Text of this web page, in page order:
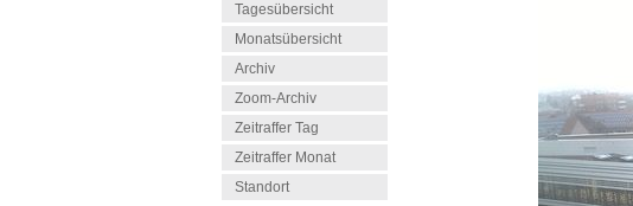
Tagesübersicht
Monatsübersicht
Archiv
Zoom-Archiv
Zeitraffer Tag
Zeitraffer Monat
Standort